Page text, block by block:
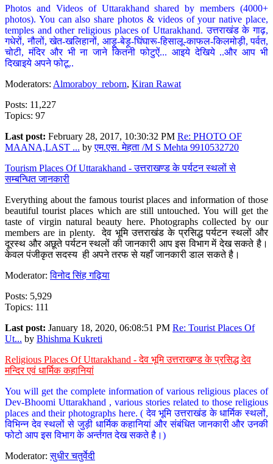
Photos and Videos of Uttarakhand shared by members (4000+
photos). You can also share photos & videos of your native place,
temples and other religious places of Uttarakhand. उत्तराखंड के गाढ़,
गधेरों, नौलों, खेत-खलिहानों, आड़ू-बेड़ू-घिंघारू-हिसालू-काफल-किलमोड़ी, पर्वत,
चोटी, मंदिर और भी ना जाने कितनी फोटुऐं... आइये देखिये ..और आप भी
दिखाइये अपने फोटू..
Moderators: Almoraboy_reborn, Kiran Rawat
Posts: 11,227
Topics: 97
Last post: February 28, 2017, 10:30:32 PM Re: PHOTO OF
MAANA,LAST ... byएम.एस. मेहता /M S Mehta 9910532720
Tourism Places Of Uttarakhand - उत्तराखण्ड के पर्यटन स्थलों से
सम्बन्धित जानकारी
Everything about the famous tourist places and information of those
beautiful tourist places which are still untouched. You will get the
taste of virgin natural beauty here. Photographs collected by our
members are in plenty. देव भूमि उत्तराखंड के प्रसिद्ध पर्यटन स्थलों और
दूरस्थ और अछूते पर्यटन स्थलों की जानकारी आप इस विभाग में देख सकते है।
केवल पंजीकृत सदस्य ही अपने तरफ से यहाँ जानकारी डाल सकते है।
Moderator:विनोद सिंह गढ़िया
Posts: 5,929
Topics: 111
Last post: January 18, 2020, 06:08:51 PM Re: Tourist Places Of
Ut... by Bhishma Kukreti
Religious Places Of Uttarakhand - देव भूमि उत्तराखण्ड के प्रसिद्ध देव
मन्दिर एवं धार्मिक कहानियां
You will get the complete information of various religious places of
Dev-Bhoomi Uttarakhand , various stories related to those religious
places and their photographs here. ( देव भूमि उत्तराखंड के धार्मिक स्थलों,
विभिन्न देव स्थलों से जुड़ी धार्मिक कहानियां और संबंधित जानकारी और उनकी
फोटो आप इस विभाग के अर्न्तगत देख सकते है।)
Moderator:सुधीर चतुर्वेदी